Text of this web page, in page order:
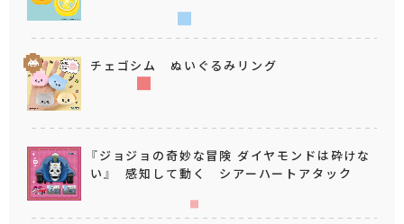
チェゴシム ぬいぐるみリング
『ジョジョの奇妙な冒険 ダイヤモンドは砕けな
い』 感知して動く シアーハートアタック